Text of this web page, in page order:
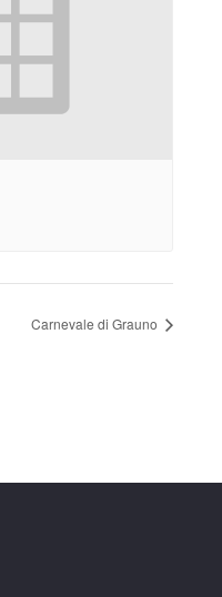
Carnevale di Grauno